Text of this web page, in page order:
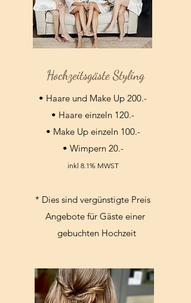
Hochzeitsgäste Styling
• Haare und Make Up 200.-
• Haare einzeln 120.-
• Make Up einzeln 100.-
• Wimpern 20.-
inkl 8.1% MWST
* Dies sind vergünstigte Preis
Angebote für Gäste einer
gebuchten Hochzeit